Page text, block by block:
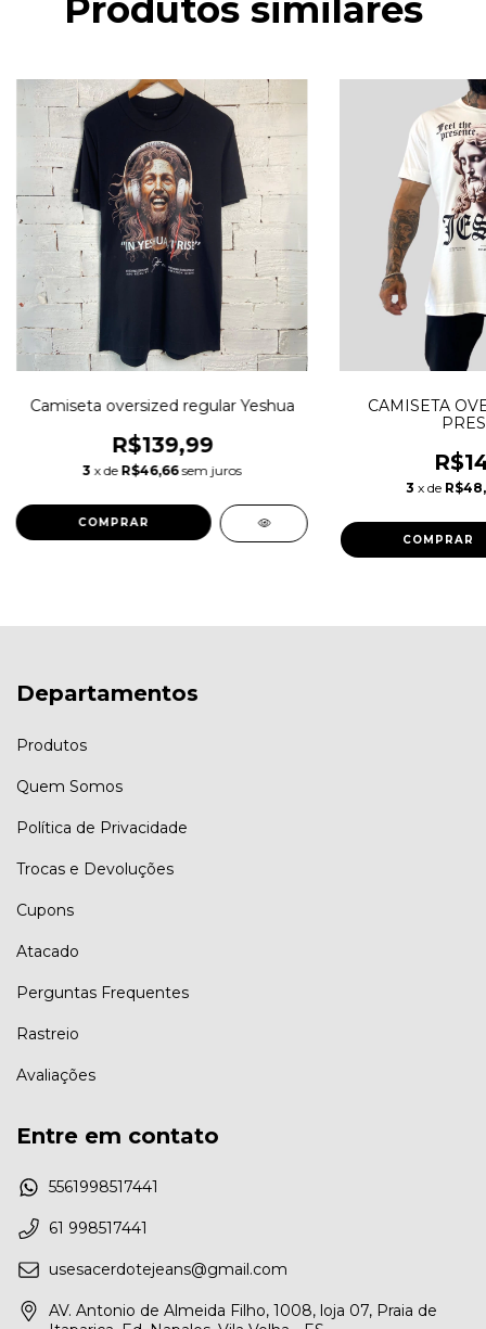
Produtos similares
Camiseta oversized regular Yeshua
R$139,99
3 x de R$46,66 sem juros
COMPRAR
CAMISETA
3 x de
COMPRAR
Departamentos
Produtos
Quem Somos
Política de Privacidade
Trocas e Devoluções
Cupons
Atacado
Perguntas Frequentes
Rastreio
Avaliações
Entre em contato
5561998517441
61 998517441
usesacerdotejeans@gmail.com
AV. Antonio de Almeida Filho, 1008, loja 07, Praia de